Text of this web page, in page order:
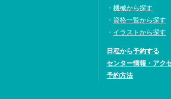
機械から探す
資格一覧から探す
イラストから探す
日程から予約する
センター情報・アク
予約方法